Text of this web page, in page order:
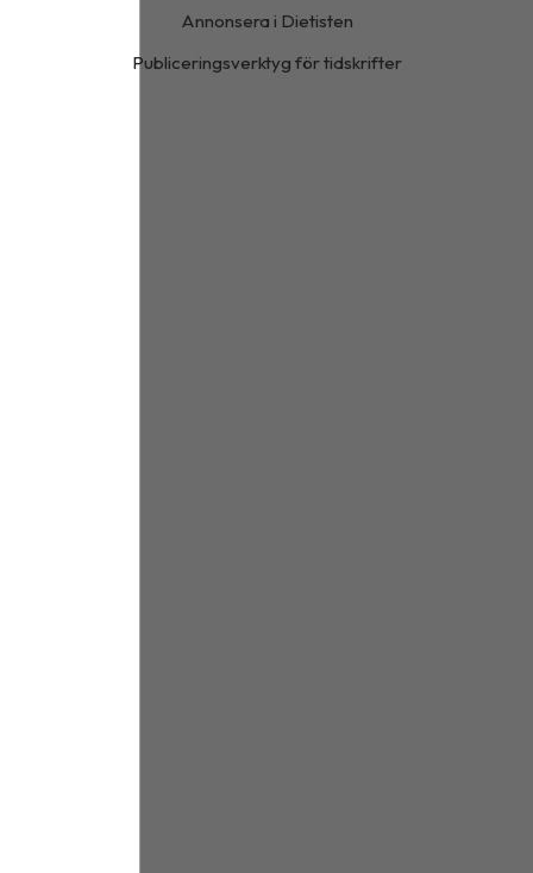
Annonsera i Dietisten
Publiceringsverktyg för tidskrifter